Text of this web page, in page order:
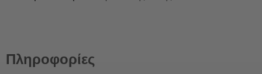
Πληροφορίες